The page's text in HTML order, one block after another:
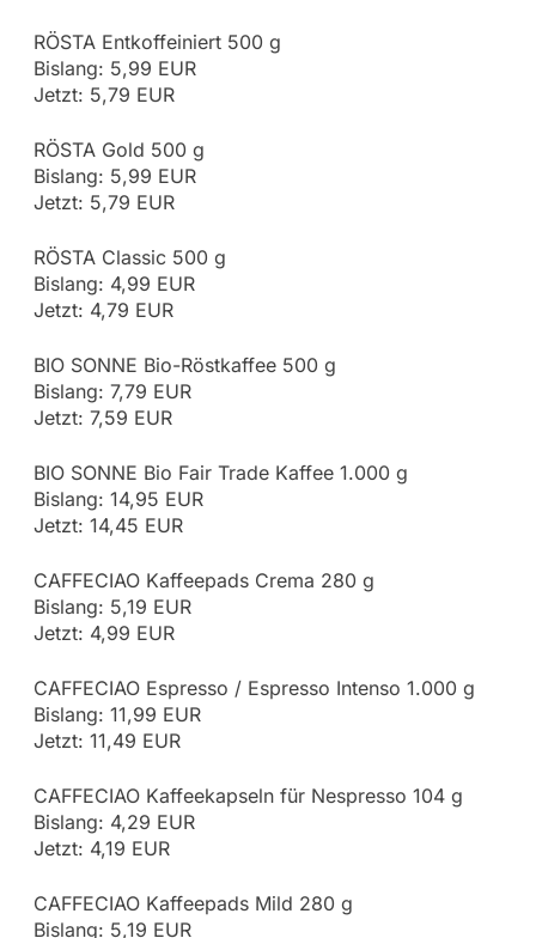
RÖSTA Entkoffeiniert 500 g
Bislang: 5,99 EUR
Jetzt: 5,79 EUR
RÖSTA Gold 500 g
Bislang: 5,99 EUR
Jetzt: 5,79 EUR
RÖSTA Classic 500 g
Bislang: 4,99 EUR
Jetzt: 4,79 EUR
BIO SONNE Bio-Röstkaffee 500 g
Bislang: 7,79 EUR
Jetzt: 7,59 EUR
BIO SONNE Bio Fair Trade Kaffee 1.000 g
Bislang: 14,95 EUR
Jetzt: 14,45 EUR
CAFFECIAO Kaffeepads Crema 280 g
Bislang: 5,19 EUR
Jetzt: 4,99 EUR
CAFFECIAO Espresso / Espresso Intenso 1.000 g
Bislang: 11,99 EUR
Jetzt: 11,49 EUR
CAFFECIAO Kaffeekapseln für Nespresso 104 g
Bislang: 4,29 EUR
Jetzt: 4,19 EUR
CAFFECIAO Kaffeepads Mild 280 g
Bislang: 5,19 EUR